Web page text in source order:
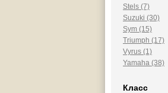
Stels (7)
Suzuki (30)
Sym (15)
Triumph (17)
Vyrus (1)
Yamaha (38)
Класс